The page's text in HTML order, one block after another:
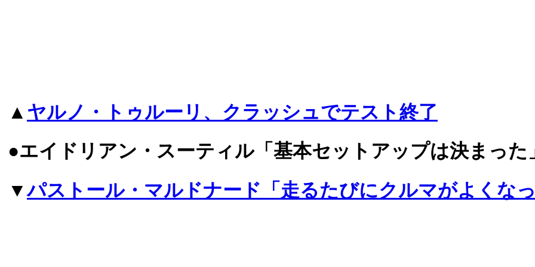
▲ ヤルノ・トゥルーリ、クラッシュでテスト終了
●エイドリアン・スーティル「基本セットアップは決まった
▼パストール・マルドナード「走るたびにクルマがよくなっ